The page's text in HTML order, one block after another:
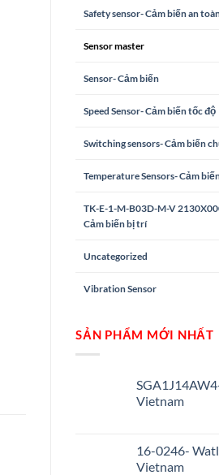
Safety sensor- Cảm biến an
Sensor master
Sensor- Cảm biến
Speed Sensor- Cảm biến tốc độ
Switching sensors- Cảm biến
Temperature Sensors- Cảm
TK-E-1-M-B03D-M-V
Cảm biến bị trí
Uncategorized
Vibration Sensor
SẢN PHẨM MỚI NHẤT
Vietnam
16-0246-
Vietnam